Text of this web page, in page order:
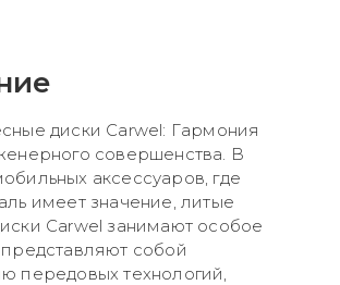
диски Carwel: Гармония
совершенства. В
аксессуаров, где
имеет значение, литые
Carwel занимают особое
собой
передовых технологий,